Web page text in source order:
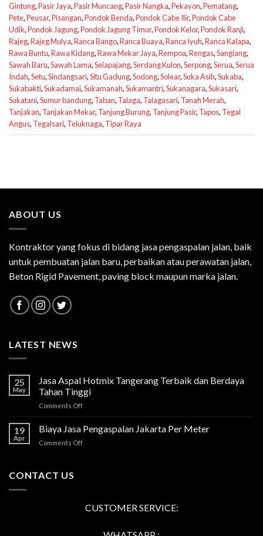
Gintung,Pasir Jaya,Pasir Muncang,Pasir Nangka,Pekayon,Pematang,
Pete,Peusar,Pisangan,Pondok Benda,Pondok Cabe Ilir,Pondok Cabe
Udik,Pondok Jagung,Pondok Jagung Timur,Pondok Kelor,Pondok Ranji,
Rajeg,Rajeg Mulya,Ranca Bango,Ranca Buaya,Ranca Iyuh,Ranca Kalapa,
Rawa Buntu,Rawa Kidang,Rawa Mekar Jaya,Rempoa,Rengas,Sangiang,
Sawah Baru,Sawah Lama,Selapajang,Serdang Kulon,Serpong,Serua,Serua
Indah,Setu,Sindangsari,Situ Gadung,Sodong,Solear,Suka Asih,Sukaba,
Sukabakti,Sukadamai,Sukamanah,Sukamantri,Sukanagara,Sukasari,
Sukatani,Sumur bandung, Taban, Talaga, Talagasari, Tanah Merah,
Tanjakan, Tanjakan Mekar, Tanjung Burung, Tanjung Pasir, Tapos, Tegal
Angus, Tegalsari, Teluknaga, Tipar Raya
ABOUT US
Kontraktor yang fokus di bidang jasa pengaspalan jalan, baik
untuk pembuatan jalan baru, perbaikan atau perawatan jalan,
Beton Rigid Pavement, paving block maupun marka jalan.
LATEST NEWS
25
May
Jasa Aspal Hotmix Tangerang Terbaik dan Berdaya
Tahan Tinggi
Comments Offon
Aspal
Hotmix
19
Apr
Biaya Jasa Pengaspalan Jakarta Per Meter
Comments Offon
CONTACT US
CUSTOMER SERVICE: